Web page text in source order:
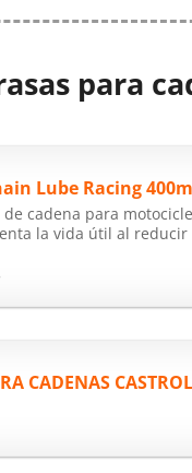
para
Lube Racing
cadena para
la vida útil al reducir
CADENAS